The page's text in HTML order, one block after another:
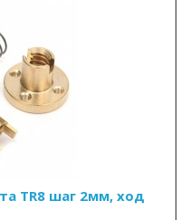
TR8 шаг 2мм, ход